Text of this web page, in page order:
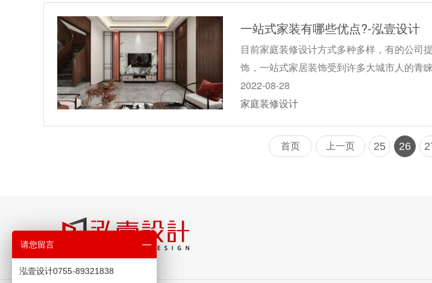
一站式家装有哪些优点?-泓壹设计
目前家庭装修设计方式多种多样，有的公司
饰，一站式家居装饰受到许多大城市人的青
2022-08-28
家庭装修设计
首页 上一页 25 26
请您留言
泓壹设计0755-89321838